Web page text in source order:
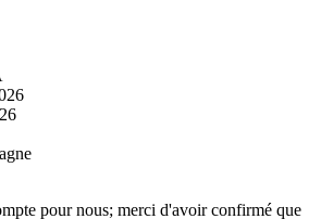
pour nous; merci d'avoir confirmé que